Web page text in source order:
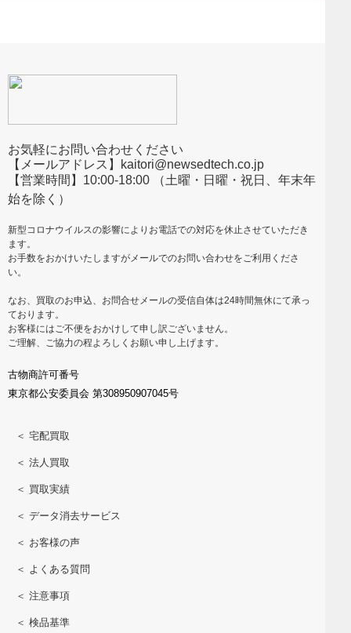
お気軽にお問い合わせください
【メールアドレス】kaitori@newsedtech.co.jp
【営業時間】10:00-18:00 （土曜・日曜・祝日、年末年
始を除く）
新型コロナウイルスの影響によりお電話での対応を休止させていただき
ます。
お手数をおかけいたしますがメールでのお問い合わせをご利用くださ
い。
なお、買取のお申込、お問合せメールの受信自体は24時間無休にて承っ
ております。
お客様にはご不便をおかけして申し訳ございません。
ご理解、ご協力の程よろしくお願い申し上げます。
古物商許可番号
東京都公安委員会 第308950907045号
＜ 宅配買取
＜ 法人買取
＜ 買取実績
＜ データ消去サービス
＜ お客様の声
＜ よくある質問
＜ 注意事項
＜ 検品基準